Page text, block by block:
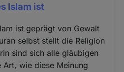
Islam ist
ist geprägt von Gewalt
selbst stellt die Religion
sind sich alle gläubigen
wie diese Meinung